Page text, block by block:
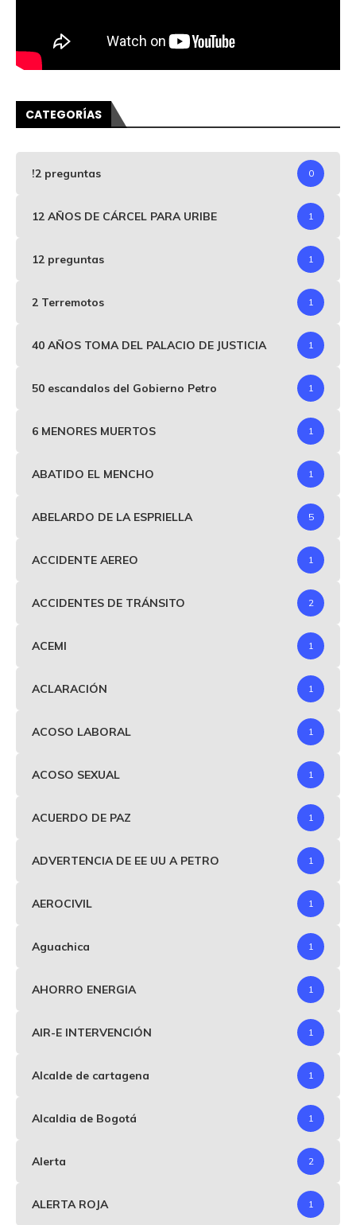
CATEGORÍAS
!2 preguntas 0
12 AÑOS DE CÁRCEL PARA URIBE 1
12 preguntas 1
2 Terremotos 1
40 AÑOS TOMA DEL PALACIO DE JUSTICIA 1
50 escandalos del Gobierno Petro 1
6 MENORES MUERTOS 1
ABATIDO EL MENCHO 1
ABELARDO DE LA ESPRIELLA 5
ACCIDENTE AEREO 1
ACCIDENTES DE TRÁNSITO 2
ACEMI 1
ACLARACIÓN 1
ACOSO LABORAL 1
ACOSO SEXUAL 1
ACUERDO DE PAZ 1
ADVERTENCIA DE EE UU A PETRO 1
AEROCIVIL 1
Aguachica 1
AHORRO ENERGIA 1
AIR-E INTERVENCIÓN 1
Alcalde de cartagena 1
Alcaldia de Bogotá 1
Alerta 2
ALERTA ROJA 1